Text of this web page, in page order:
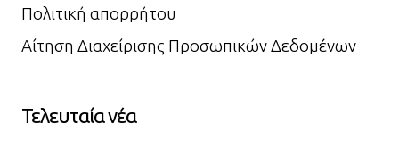
Πολιτική απορρήτου
Αίτηση Διαχείρισης Προσωπικών Δεδομένων
Τελευταία νέα